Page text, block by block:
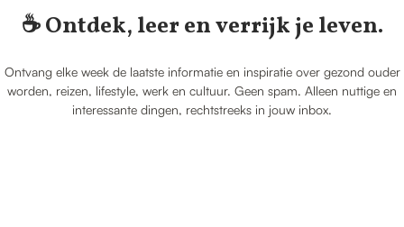
☕️ Ontdek, leer en verrijk je leven.
Ontvang elke week de laatste informatie en inspiratie over gezond ouder
worden, reizen, lifestyle, werk en cultuur. Geen spam. Alleen nuttige en
interessante dingen, rechtstreeks in jouw inbox.